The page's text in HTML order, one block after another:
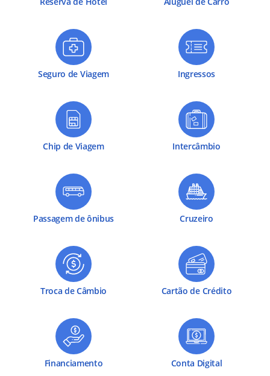
Seguro de Viagem Ingressos
Chip de Viagem Intercâmbio
Passagem de ônibus Cruzeiro
Troca de Câmbio Cartão de Crédito
Financiamento Conta Digital